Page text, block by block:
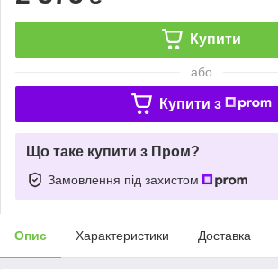
Купити
або
Купити з
Що таке купити з Пром?
Замовлення під захистом
Опис Характеристики Доставка